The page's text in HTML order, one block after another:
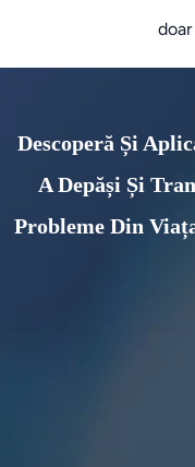
Descoperă Și
A Depăși Și
Probleme Din